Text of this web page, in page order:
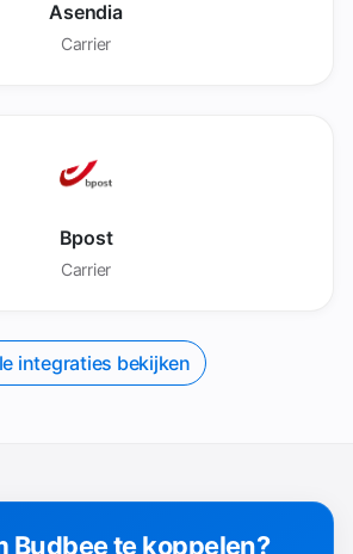
Asendia
Carrier
Bpost
Carrier
integraties bekijken
Budbee te koppelen?